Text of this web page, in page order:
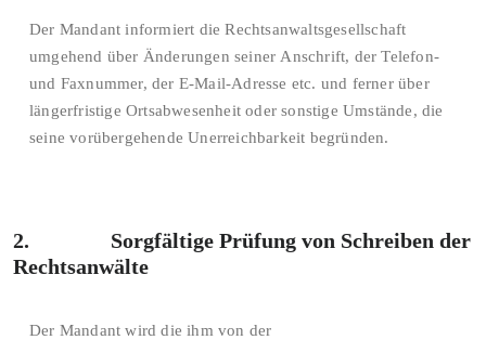
Der Mandant informiert die Rechtsanwaltsgesellschaft
umgehend über Änderungen seiner Anschrift, der Telefon-
und Faxnummer, der E-Mail-Adresse etc. und ferner über
längerfristige Ortsabwesenheit oder sonstige Umstände, die
seine vorübergehende Unerreichbarkeit begründen.
2. Sorgfältige Prüfung von Schreiben der
Rechtsanwälte
Der Mandant wird die ihm von der